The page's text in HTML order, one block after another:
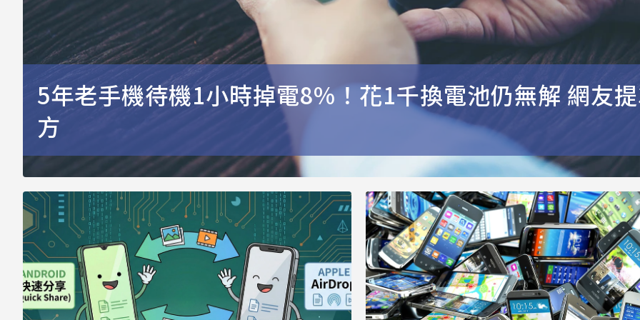
5年老手機待機1小時掉電8%！花1千換電池仍無解 網友
方